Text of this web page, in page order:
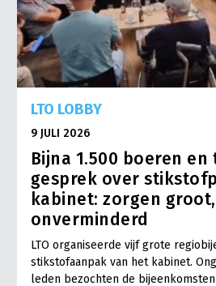
LTO LOBBY
9 JULI 2026
Bijna 1.500 boeren
gesprek over
kabinet: zorgen
onverminderd
LTO organiseerde vijf grote
stikstofaanpak van het kabinet.
leden bezochten de